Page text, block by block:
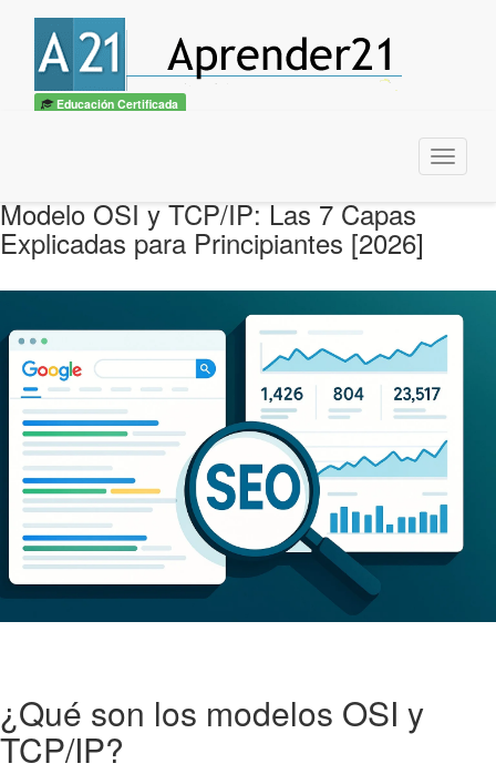
Educación Certificada
Menu
Modelo OSI y TCP/IP: Las 7 Capas
Explicadas para Principiantes [2026]
¿Qué son los modelos OSI y
TCP/IP?